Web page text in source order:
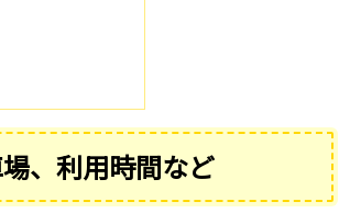
、利用時間など